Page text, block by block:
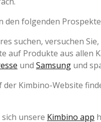
den folgenden
suchen, versuchen
auf Produkte aus allen
und Samsung und
Kimbino-Website
unsere Kimbino app